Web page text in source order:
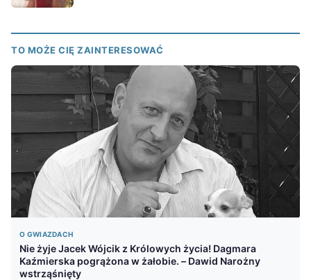
TO MOŻE CIĘ ZAINTERESOWAĆ
O GWIAZDACH
Nie żyje Jacek Wójcik z Królowych życia! Dagmara
Kaźmierska pogrążona w żałobie. – Dawid Narożny
wstrząśnięty